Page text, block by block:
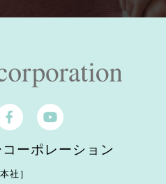
ーポレーション
本社］